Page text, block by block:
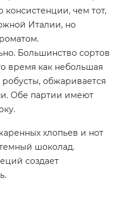
консистенции, чем тот,
Италии, но
Большинство сортов
время как небольшая
робусты, обжаривается
Обе партии имеют
хлопьев и нот
шоколад.
создает